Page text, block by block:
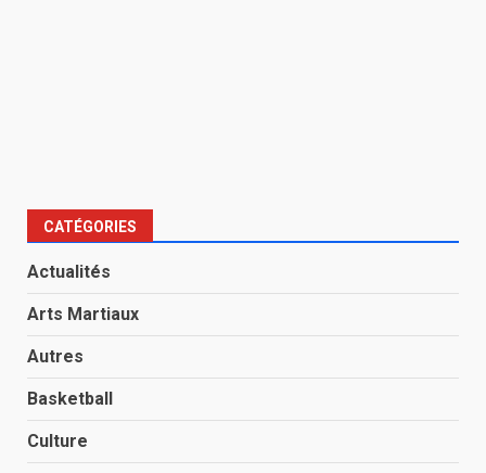
CATÉGORIES
Actualités
Arts Martiaux
Autres
Basketball
Culture